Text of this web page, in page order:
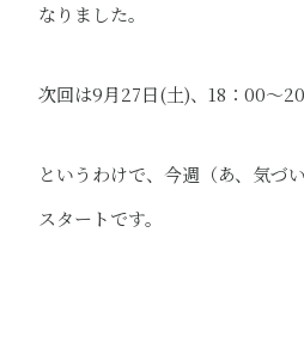
なりました。
次回は9月27日(土)、18：00～
というわけで、今週（あ、気づ
スタートです。